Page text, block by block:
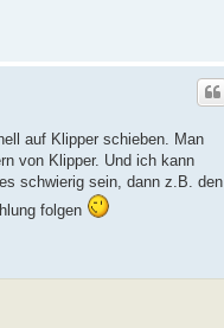
auf Klipper schieben. Man
von Klipper. Und ich kann
schwierig sein, dann z.B. den
folgen